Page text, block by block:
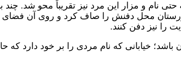
نام و مزار این مرد نیز تقریباً محو شد. چند
محل دفنش را صاف کرد و روی آن فضای
را نیز دفن کنند.
باشد؛ خیابانی که نام مردی را بر خود دارد که